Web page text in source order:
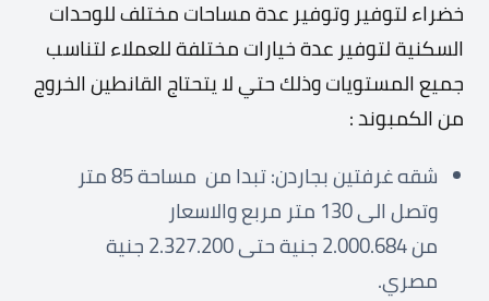
خضراء لتوفير وتوفير عدة مساحات مختلف للوحدات
السكنية لتوفير عدة خيارات مختلفة للعملاء لتناسب
جميع المستويات وذلك حتي لا يتحتاج القانطين الخروج
من الكمبوند :
شقه غرفتين بجاردن: تبدا من مساحة 85 متر
وتصل الى 130 متر مربع والاسعار
من 2.000.684 جنية حتى 2.327.200 جنية
مصري.